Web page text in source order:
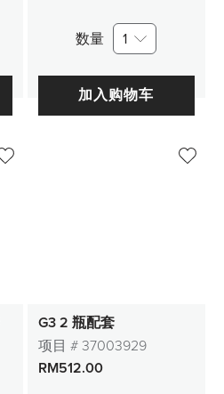
数量 1
加入购物车
G3 2 瓶配套
项目 # 37003929
RM512.00